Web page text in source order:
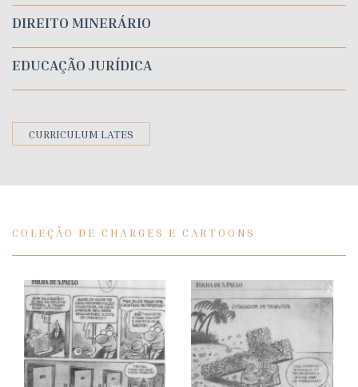
DIREITO MINERÁRIO
EDUCAÇÃO JURÍDICA
CURRICULUM LATES
COLEÇÃO DE CHARGES E CARTOONS